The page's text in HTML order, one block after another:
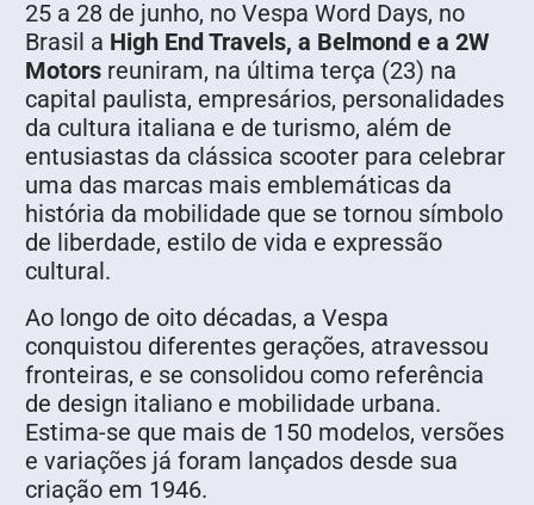
25 a 28 de junho, no Vespa Word Days, no
Brasil a High End Travels, a Belmond e a 2W
Motors reuniram, na última terça (23) na
capital paulista, empresários, personalidades
da cultura italiana e de turismo, além de
entusiastas da clássica scooter para celebrar
uma das marcas mais emblemáticas da
história da mobilidade que se tornou símbolo
de liberdade, estilo de vida e expressão
cultural.
Ao longo de oito décadas, a Vespa
conquistou diferentes gerações, atravessou
fronteiras, e se consolidou como referência
de design italiano e mobilidade urbana.
Estima-se que mais de 150 modelos, versões
e variações já foram lançados desde sua
criação em 1946.